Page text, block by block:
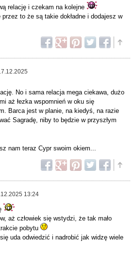
relację i czekam na kolejne
przez to że są takie dokładne i dodajesz w
No i sama relacja mega ciekawa, dużo
aż łezka wspomnień w oku się
Barca jest w planie, na kiedyś, na razie
Sagradę, niby to będzie w przyszłym
nam teraz Cypr swoim okiem...
13:24
aż człowiek się wstydzi, że tak mało
pobytu
uda odwiedzić i nadrobić jak widzę wiele